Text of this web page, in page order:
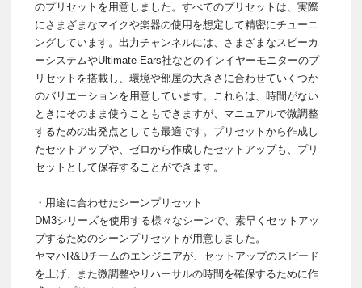
のプリセットを用意しました。すべてのプリセットは、実際
にさまざまなマイクや楽器の使用を想定して精密にチューニ
ングしています。出力チャンネルには、さまざまなスピーカ
ーシステムやUltimate Ears社などのインイヤーモニターのプ
リセットを搭載し、環境や部屋の大きさに合わせていくつか
のバリエーションを用意しています。これらは、時間がない
ときにそのまま使うこともできますが、マニュアルで微調整
するための出発点としても最適です。プリセットから作成し
たセットアップや、ゼロから作成したセットアップも、プリ
セットとして保存することができます。
・用途に合わせたシーンプリセット
DM3シリーズを使用する様々なシーンで、素早くセットアッ
プするためのシーンプリセットが用意しました。
ヤマハR&Dチームのエンジニアが、セットアップのスピード
を上げ、また微調整やリハーサルの時間を確保するために作